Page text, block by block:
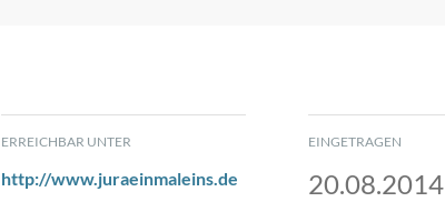
ERREICHBAR UNTER
http://www.juraeinmaleins.de
EINGETRAGEN
20.08.2014